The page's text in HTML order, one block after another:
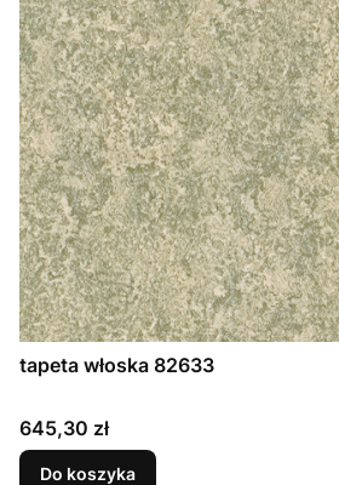
tapeta włoska 82633
Cena
645,30 zł
Do koszyka